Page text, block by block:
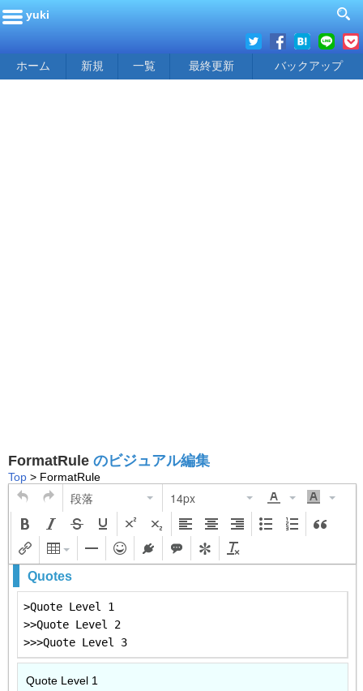
yuki
ホーム 新規 一覧 最終更新 バックアップ
FormatRule のビジュアル編集
Top > FormatRule
段落 14px